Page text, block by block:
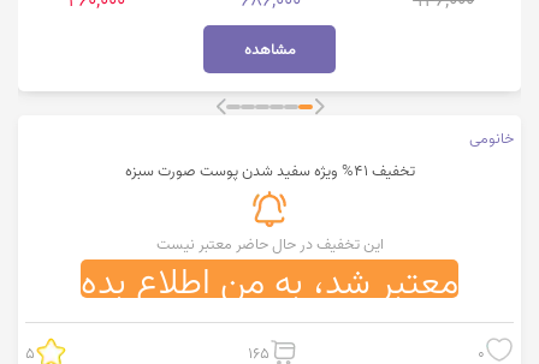
مشاهده
خانومی
تخفیف 41% ویژه سفید شدن پوست صورت سبزه
این تخفیف در حال حاضر معتبر نیست
معتبر شد، به من اطلاع بده
0
165
5